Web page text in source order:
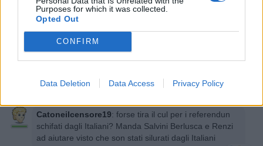
Purposes for which it was collected.
Opted Out
CONFIRM
Data Deletion Data Access Privacy Policy
Catoneilcensore19: forse tira il cul per i referendun
schifati dagli Italiani? Manda Salvini Berlusca e Renzi
ad aiutare visto che son stati silurati dagli Italiani